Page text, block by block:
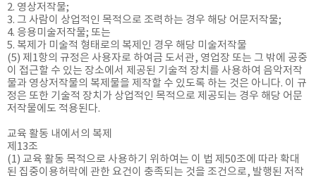
2. 영상저작물;
3. 그 사람이 상업적인 목적으로 조력하는 경우 해당 어문저작물;
4. 응용미술저작물; 또는
5. 복제가 미술적 형태로의 복제인 경우 해당 미술저작물
(5) 제1항의 규정은 사용자로 하여금 도서관, 영업장 또는 그 밖에 공중
이 접근할 수 있는 장소에서 제공된 기술적 장치를 사용하여 음악저작
물과 영상저작물의 복제물을 제작할 수 있도록 하는 것은 아니다. 이 규
정은 또한 기술적 장치가 상업적인 목적으로 제공되는 경우 해당 어문
저작물에도 적용된다.
교육 활동 내에서의 복제
제13조
(1) 교육 활동 목적으로 사용하기 위하여는 이 법 제50조에 따라 확대
된 집중이용허락에 관한 요건이 충족되는 것을 조건으로, 발행된 저작